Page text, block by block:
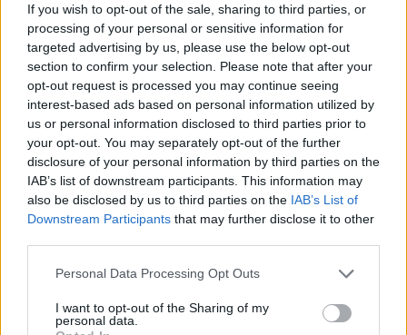
If you wish to opt-out of the sale, sharing to third parties, or
processing of your personal or sensitive information for
targeted advertising by us, please use the below opt-out
section to confirm your selection. Please note that after your
opt-out request is processed you may continue seeing
interest-based ads based on personal information utilized by
us or personal information disclosed to third parties prior to
your opt-out. You may separately opt-out of the further
disclosure of your personal information by third parties on the
IAB’s list of downstream participants. This information may
also be disclosed by us to third parties on the IAB’s List of
Downstream Participants that may further disclose it to other
Please note that this website/app uses one or more Google
not limited to your visit or usage behaviour. You may click to
grant or deny consent to Google and its third-party tags to
Personal Data Processing Opt Outs
I want to opt-out of the Sharing of my
personal data.
trailer: a könyvelő [the accountant]
(2016)
Takács Máté•2016. május 13.